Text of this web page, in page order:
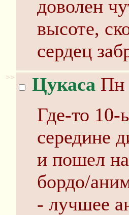
доволен
высоте,
сердец
>> Цукаса Пн
Где-то 10-
середине
и пошел
бордо/
- лучшее